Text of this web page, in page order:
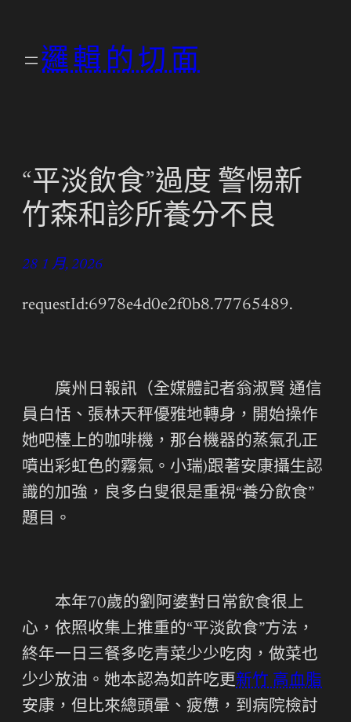
邏輯的切面
“平淡飲食”過度 警惕新
竹森和診所養分不良
28 1 月, 2026
requestId:6978e4d0e2f0b8.77765489.
廣州日報訊（全媒體記者翁淑賢 通信
員白恬、張林天秤優雅地轉身，開始操作
她吧檯上的咖啡機，那台機器的蒸氣孔正
噴出彩虹色的霧氣。小瑞)跟著安康攝生認
識的加強，良多白叟很是重視“養分飲食”
題目。
本年70歲的劉阿婆對日常飲食很上
心，依照收集上推重的“平淡飲食”方法，
終年一日三餐多吃青菜少少吃肉，做菜也
少少放油。她本認為如許吃更新竹 高血脂
安康，但比來總頭暈、疲憊，到病院檢討